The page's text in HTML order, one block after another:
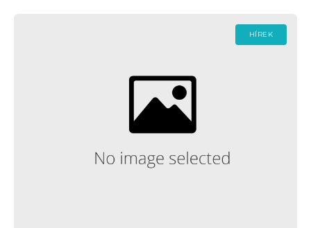
HÍREK